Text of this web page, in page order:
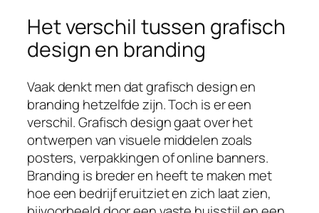
Het verschil tussen grafisch
design en branding
Vaak denkt men dat grafisch design en
branding hetzelfde zijn. Toch is er een
verschil. Grafisch design gaat over het
ontwerpen van visuele middelen zoals
posters, verpakkingen of online banners.
Branding is breder en heeft te maken met
hoe een bedrijf eruitziet en zich laat zien,